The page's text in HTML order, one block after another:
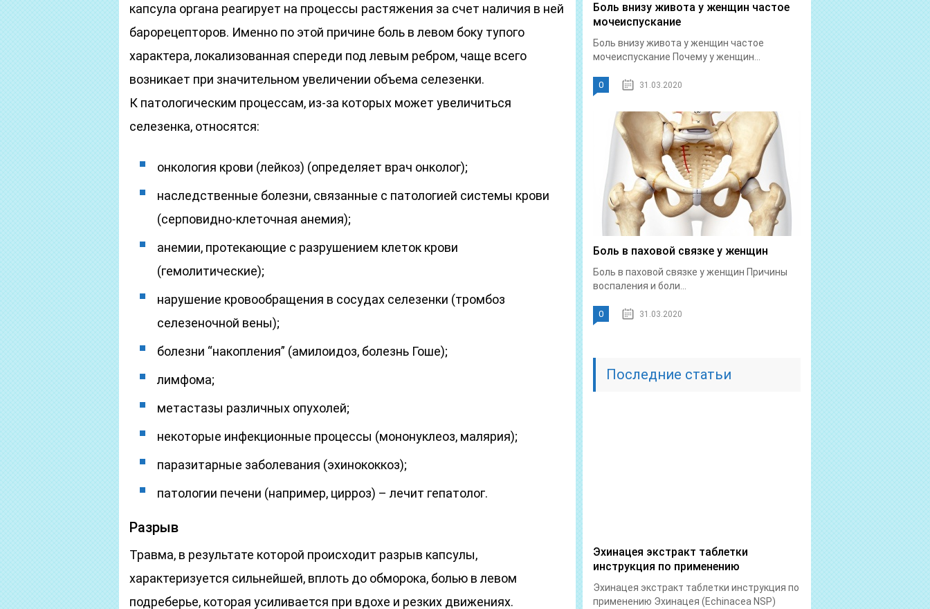
капсула органа реагирует на процессы растяжения за счет наличия в ней
барорецепторов. Именно по этой причине боль в левом боку тупого
характера, локализованная спереди под левым ребром, чаще всего
возникает при значительном увеличении объема селезенки.
К патологическим процессам, из-за которых может увеличиться
селезенка, относятся:
онкология крови (лейкоз) (определяет врач онколог);
наследственные болезни, связанные с патологией системы крови
(серповидно-клеточная анемия);
анемии, протекающие с разрушением клеток крови
(гемолитические);
нарушение кровообращения в сосудах селезенки (тромбоз
селезеночной вены);
болезни “накопления” (амилоидоз, болезнь Гоше);
лимфома;
метастазы различных опухолей;
некоторые инфекционные процессы (мононуклеоз, малярия);
паразитарные заболевания (эхинококкоз);
патологии печени (например, цирроз) – лечит гепатолог.
Разрыв
Травма, в результате которой происходит разрыв капсулы,
характеризуется сильнейшей, вплоть до обморока, болью в левом
подреберье, которая усиливается при вдохе и резких движениях.
Боль внизу живота у женщин частое
мочеиспускание
Боль внизу живота у женщин частое
мочеиспускание Почему у женщин...
0 31.03.2020
Боль в паховой связке у женщин
Боль в паховой связке у женщин Причины
воспаления и боли...
0 31.03.2020
Последние статьи
Эхинацея экстракт таблетки
инструкция по применению
Эхинацея экстракт таблетки инструкция по
применению Эхинацея (Echinacea NSP)